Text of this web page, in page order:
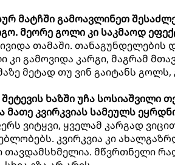
მატჩში გამოავლინეთ
მეორე გოლი კი საკმაოდ
თამაში. თანაგუნდელების
გამოვიდა კარგი, მაგრამ
მეტად თუ ვინ გაიტანს
ხაზში უჩა სოსიაშვილი
კვირკვიას სამეულს
ვიტყვი, ყველამ კარგად
კვირკვია კი
თავდამსხმელია. მწვრთნელი